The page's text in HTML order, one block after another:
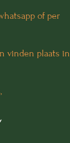
of per
vinden plaats in